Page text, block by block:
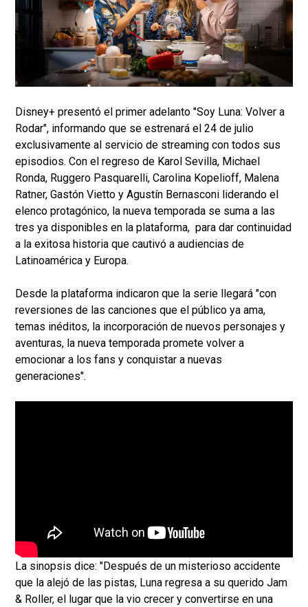
Disney+ presentó el primer adelanto "Soy Luna: Volver a
Rodar", informando que se estrenará el 24 de julio
exclusivamente al servicio de streaming con todos sus
episodios. Con el regreso de Karol Sevilla, Michael
Ronda, Ruggero Pasquarelli, Carolina Kopelioff, Malena
Ratner, Gastón Vietto y Agustín Bernasconi liderando el
elenco protagónico, la nueva temporada se suma a las
tres ya disponibles en la plataforma, para dar continuidad
a la exitosa historia que cautivó a audiencias de
Latinoamérica y Europa.
Desde la plataforma indicaron que la serie llegará "con
reversiones de las canciones que el público ya ama,
temas inéditos, la incorporación de nuevos personajes y
aventuras, la nueva temporada promete volver a
emocionar a los fans y conquistar a nuevas
generaciones".
La sinopsis dice: "Después de un misterioso accidente
que la alejó de las pistas, Luna regresa a su querido Jam
& Roller, el lugar que la vio crecer y convertirse en una